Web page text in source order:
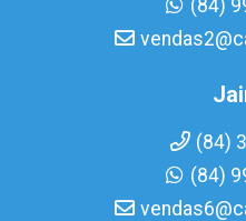
(84)
(84)
(84)